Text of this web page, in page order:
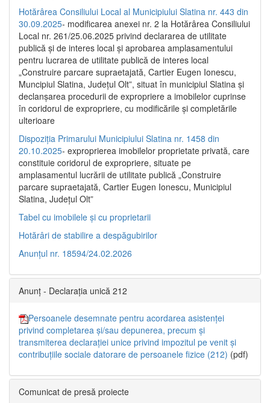
Hotărârea Consiliului Local al Municipiului Slatina nr. 443 din
30.09.2025- modificarea anexei nr. 2 la Hotărârea Consiliului
Local nr. 261/25.06.2025 privind declararea de utilitate
publică şi de interes local şi aprobarea amplasamentului
pentru lucrarea de utilitate publică de interes local
„Construire parcare supraetajată, Cartier Eugen Ionescu,
Muncipiul Slatina, Judeţul Olt”, situat în municipiul Slatina şi
declanşarea procedurii de expropriere a imobilelor cuprinse
în coridorul de expropriere, cu modificările şi completările
ulterioare
Dispoziția Primarului Municipiului Slatina nr. 1458 din
20.10.2025- exproprierea imobilelor proprietate privată, care
constituie coridorul de expropriere, situate pe
amplasamentul lucrării de utilitate publică „Construire
parcare supraetajată, Cartier Eugen Ionescu, Municipiul
Slatina, Județul Olt”
Tabel cu imobilele și cu proprietarii
Hotărâri de stabilire a despăgubirilor
Anunțul nr. 18594/24.02.2026
Anunț - Declarația unică 212
Persoanele desemnate pentru acordarea asistenței
privind completarea și/sau depunerea, precum și
transmiterea declarației unice privind impozitul pe venit și
contribuțiile sociale datorare de persoanele fizice (212) (pdf)
Comunicat de presă proiecte